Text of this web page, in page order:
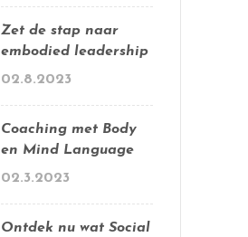
Zet de stap naar
embodied leadership
02.8.2023
Coaching met Body
en Mind Language
02.3.2023
Ontdek nu wat Social